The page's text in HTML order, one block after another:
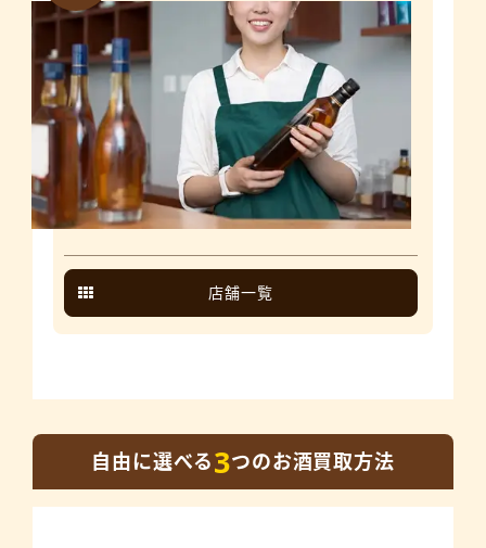
店舗一覧
自由に選べる3つのお酒買取方法